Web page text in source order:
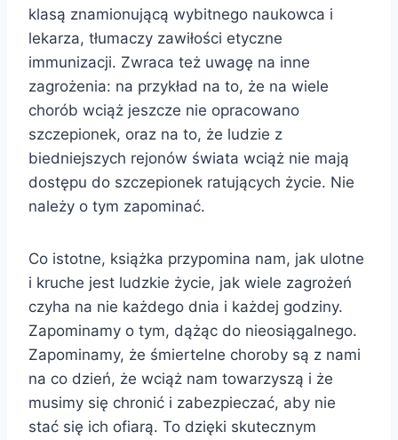
klasą znamionującą wybitnego naukowca i
lekarza, tłumaczy zawiłości etyczne
immunizacji. Zwraca też uwagę na inne
zagrożenia: na przykład na to, że na wiele
chorób wciąż jeszcze nie opracowano
szczepionek, oraz na to, że ludzie z
biedniejszych rejonów świata wciąż nie mają
dostępu do szczepionek ratujących życie. Nie
należy o tym zapominać.
Co istotne, książka przypomina nam, jak ulotne
i kruche jest ludzkie życie, jak wiele zagrożeń
czyha na nie każdego dnia i każdej godziny.
Zapominamy o tym, dążąc do nieosiągalnego.
Zapominamy, że śmiertelne choroby są z nami
na co dzień, że wciąż nam towarzyszą i że
musimy się chronić i zabezpieczać, aby nie
stać się ich ofiarą. To dzięki skutecznym